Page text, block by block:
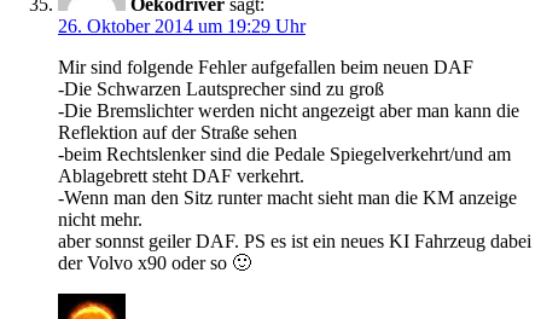
Oekodriver sagt:
26. Oktober 2014 um 19:29 Uhr
Mir sind folgende Fehler aufgefallen beim neuen DAF
-Die Schwarzen Lautsprecher sind zu groß
-Die Bremslichter werden nicht angezeigt aber man kann die
Reflektion auf der Straße sehen
-beim Rechtslenker sind die Pedale Spiegelverkehrt/und am
Ablagebrett steht DAF verkehrt.
-Wenn man den Sitz runter macht sieht man die KM anzeige
nicht mehr.
aber sonnst geiler DAF. PS es ist ein neues KI Fahrzeug dabei
der Volvo x90 oder so 🙂